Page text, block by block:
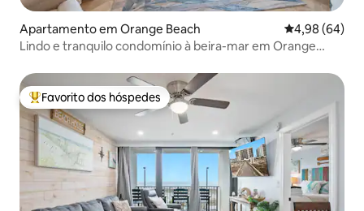
Apartamento em Orange Beach Classificação
4,98 (64)
Lindo e tranquilo condomínio à beira-mar em Orange
Favoritos dos hóspedes mais apreciados
Favorito dos hóspedes